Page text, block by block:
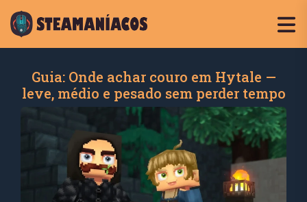
Guia: Onde achar couro em Hytale —
leve, médio e pesado sem perder tempo